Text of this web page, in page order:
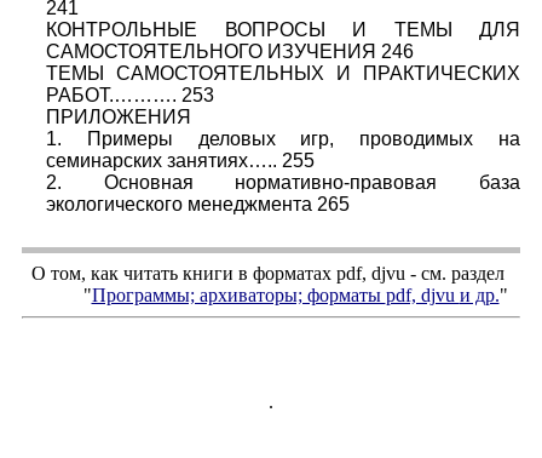
241
КОНТРОЛЬНЫЕ ВОПРОСЫ И ТЕМЫ ДЛЯ
САМОСТОЯТЕЛЬНОГО ИЗУЧЕНИЯ 246
ТЕМЫ САМОСТОЯТЕЛЬНЫХ И ПРАКТИЧЕСКИХ
РАБОТ.………. 253
ПРИЛОЖЕНИЯ
1. Примеры деловых игр, проводимых на
семинарских занятиях….. 255
2. Основная нормативно-правовая база
экологического менеджмента 265
О том, как читать книги в форматах pdf, djvu - см. раздел
"Программы; архиваторы; форматы pdf, djvu и др."
.